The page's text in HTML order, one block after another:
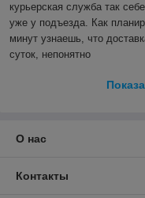
курьерская служба так
уже у подъезда. Как
минут узнаешь, что
суток, непонятно
О нас
Контакты